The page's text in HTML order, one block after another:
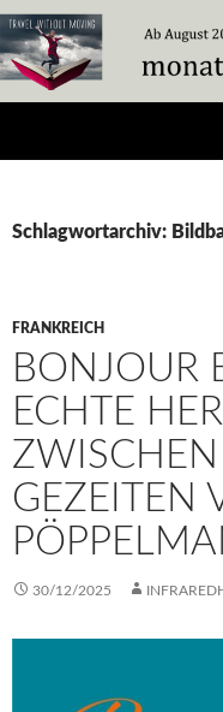
Zum
Inhalt
springen
Schlagwortarchiv:
FRANKREICH
BONJOUR
ECHTE
GEZEITEN
30/12/2025